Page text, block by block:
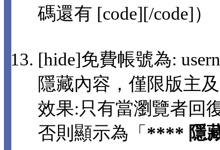
碼還有 [code][/code]）
[hide]免費帳號為:
隱藏內容，僅限版主
效果:只有當瀏覽者回
否則顯示為「 **** 隱